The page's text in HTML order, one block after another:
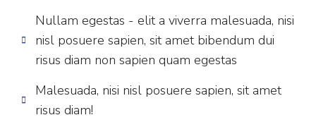
Nullam egestas - elit a viverra malesuada, nisi
nisl posuere sapien, sit amet bibendum dui
risus diam non sapien quam egestas
Malesuada, nisi nisl posuere sapien, sit amet
risus diam!